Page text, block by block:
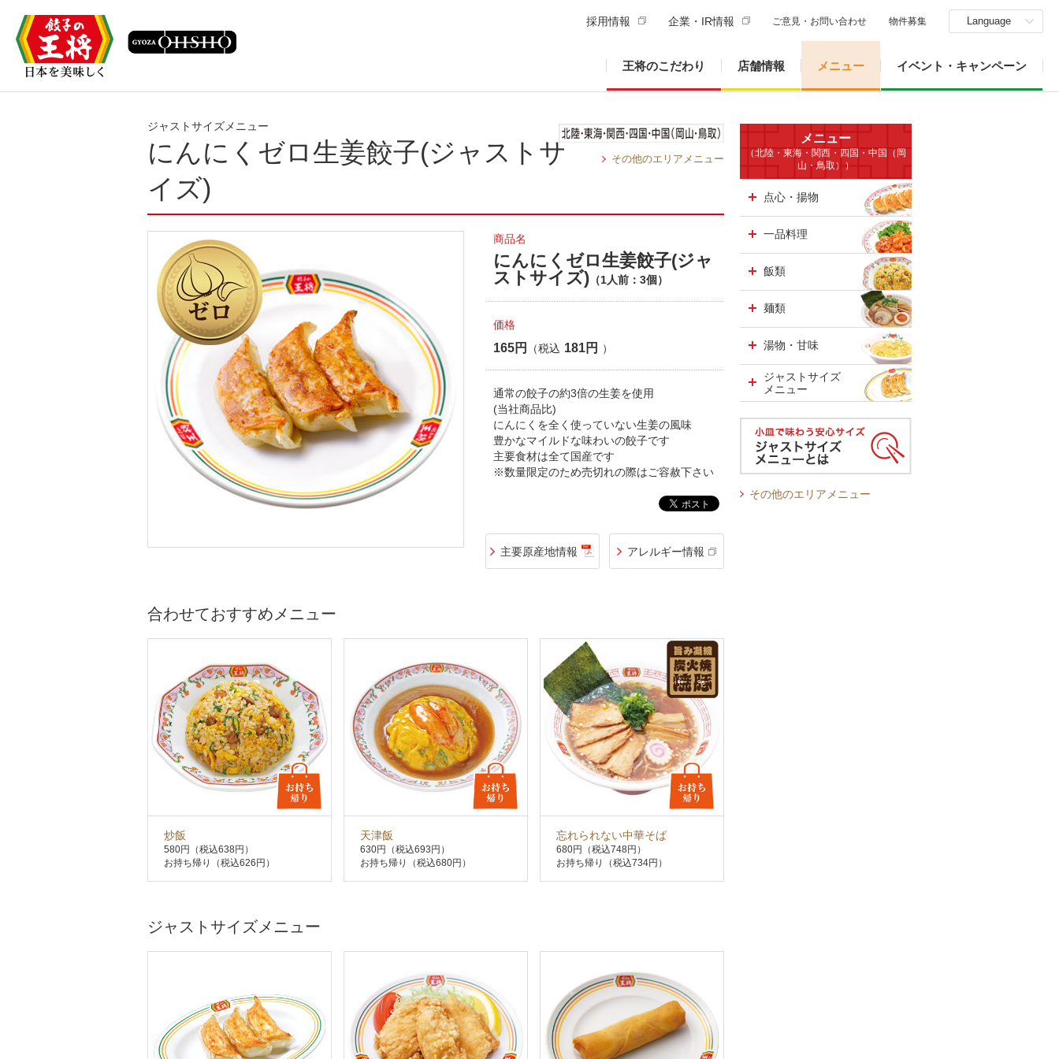
採用情報 企業・IR情報 ご意見・お問い合わせ 物件募集 Language
王将のこだわり 店舗情報 メニュー イベント・キャンペーン
にんにくゼロ生姜餃子(ジャストサ
イズ)
その他のエリアメニュー
ジャストサイズメニュー
商品名
にんにくゼロ生姜餃子(ジャ
ストサイズ)（1人前：3個）
価格
165円 （税込 181円 ）
通常の餃子の約3倍の生姜を使用
(当社商品比)
にんにくを全く使っていない生姜の風味
豊かなマイルドな味わいの餃子です
主要食材は全て国産です
※数量限定のため売切れの際はご容赦下さい
主要原産地情報 アレルギー情報
合わせておすすめメニュー
炒飯
580円
（税込638円）
お持ち帰り（税込626円）
天津飯
630円
（税込693円）
お持ち帰り（税込680円）
忘れられない中華そば
680円
（税込748円）
お持ち帰り（税込734円）
ジャストサイズメニュー
メニュー
（北陸・東海・関西・四国・中国（岡
山・鳥取））
点心・揚物
一品料理
飯類
麺類
湯物・甘味
ジャストサイズ
メニュー
その他のエリアメニュー